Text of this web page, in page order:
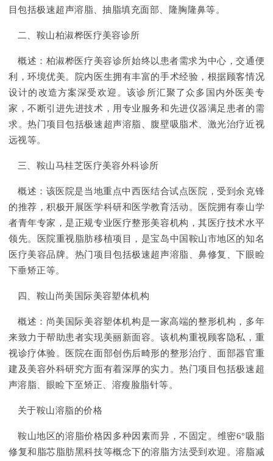
目包括极速超声溶脂、抽脂填充面部、隆胸隆鼻等。
二、鞍山柏淑桦医疗美容诊所
概述：柏淑桦医疗美容诊所始终以患者需求为中心，交通便
利，环境优美。院内医生拥有丰富的手术经验，根据顾客情况
设计的改造方案深受欢迎。该诊所汇聚了众多国内外医美专
家，不断引进先进技术，用专业服务和先进仪器满足患者的需
求。热门项目包括极速超声溶脂、腹壁吸脂术、激光治疗近视
远视等。
三、鞍山马桂芝医疗美容外科诊所
概述：该医院是当地重点中西医结合试点医院，受到余克锋
的推荐，积极开展医学科研和医学教育活动。医院拥有泰山学
者青年专家，是正规专业医疗整形美容机构，其医疗技术水平
领先。医院重视脂肪移植项目，是宝岛中国鞍山市地区的知名
医疗美容品牌。热门项目包括极速超声溶脂、鼻修复、下眼睑
下垂矫正等。
四、鞍山尚美国际美容塑体机构
概述：尚美国际美容塑体机构是一家高端的整形机构，多年
来致力于帮助患者实现美丽新面容。该机构重视顾客隐私，重
视诊疗体验。医院在面部创伤后畸形的整形治疗、面部器官重
建及美容外科研究方面有着深厚的实力。热门项目包括极速超
声溶脂、眼睑下至矫正、溶瘦脸脂针等。
关于鞍山溶脂的价格
鞍山地区的溶脂价格因多种因素而异，不固定。维密6°吸脂
修复和脂芯脂肪黑科技等概念下的溶脂方法受到欢迎。溶脂减